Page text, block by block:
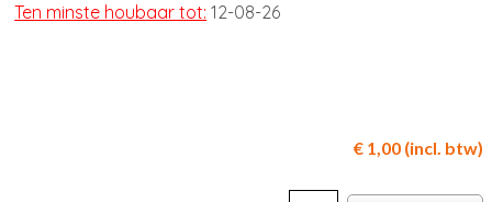
Ten minste houbaar tot: 12-08-26
€ 1,00 (incl. btw)